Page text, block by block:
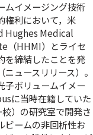
ムイメージング技術
権利において，米
Hughes Medical
（HHMI）とライセ
を締結したことを発
ニュースリリース）。
子ボリュームイメー
に当時在籍していた
）の研究室で開発さ
ビームの非回析性お